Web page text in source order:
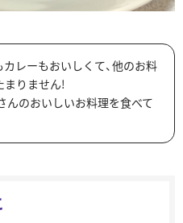
レーもおいしくて、他のお料
まりません!
んのおいしいお料理を食べて